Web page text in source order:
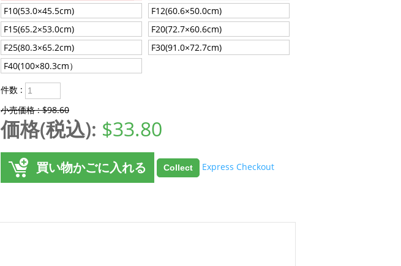
F10(53.0×45.5cm)
F12(60.6×50.0cm)
F15(65.2×53.0cm)
F20(72.7×60.6cm)
F25(80.3×65.2cm)
F30(91.0×72.7cm)
F40(100×80.3cm）
件数 :
小売価格 : $98.60
価格(税込): $33.80
買い物かごに入れる Express Checkout